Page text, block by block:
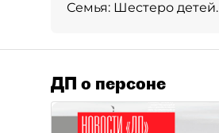
Семья: Шестеро детей.
ДП о персоне